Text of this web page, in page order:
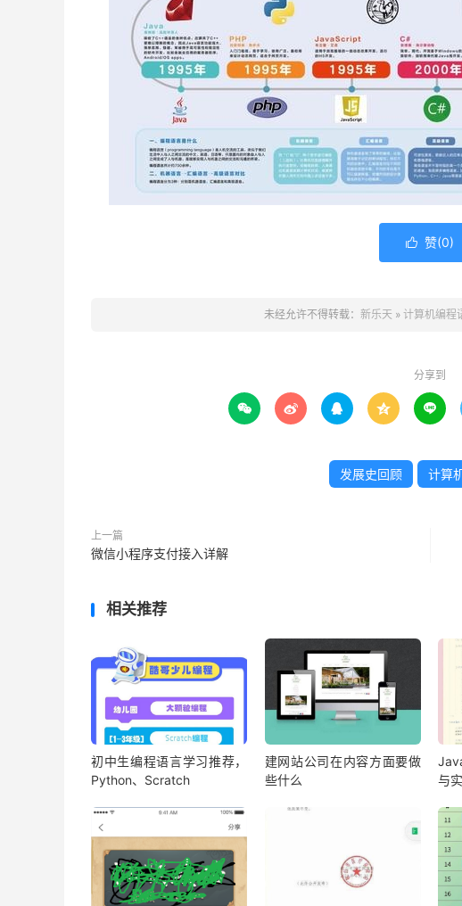
 赞(0)
未经允许不得转载： 新乐天 » 计算机编程
分享到
    
发展史回顾 计算
上一篇
微信小程序支付接入详解
相关推荐
初中生编程语言学习推荐，
Python、Scratch
建网站公司在内容方面要做
些什么
与